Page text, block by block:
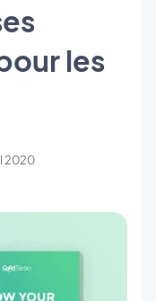
les
2020